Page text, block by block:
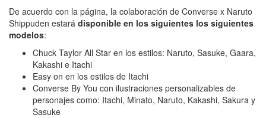
De acuerdo con la página, la colaboración de Converse x Naruto
Shippuden estará disponible en los siguientes los siguientes
modelos:
Chuck Taylor All Star en los estilos: Naruto, Sasuke, Gaara,
Kakashi e Itachi
Easy on en los estilos de Itachi
Converse By You con ilustraciones personalizables de
personajes como: Itachi, Minato, Naruto, Kakashi, Sakura y
Sasuke